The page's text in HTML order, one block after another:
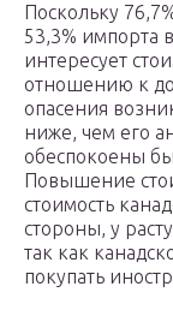
Поскольку
53,3% импорта
интересует
отношению к
опасения
ниже, чем его
обеспокоены
Повышение
стоимость
стороны, у
так как
покупать